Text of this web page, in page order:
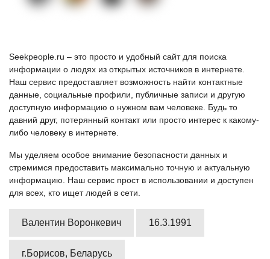
Seekpeople.ru – это просто и удобный сайт для поиска
информации о людях из открытых источников в интернете.
Наш сервис предоставляет возможность найти контактные
данные, социальные профили, публичные записи и другую
доступную информацию о нужном вам человеке. Будь то
давний друг, потерянный контакт или просто интерес к какому-
либо человеку в интернете.
Мы уделяем особое внимание безопасности данных и
стремимся предоставить максимально точную и актуальную
информацию. Наш сервис прост в использовании и доступен
для всех, кто ищет людей в сети.
Валентин Воронкевич 16.3.1991
г.Борисов, Беларусь